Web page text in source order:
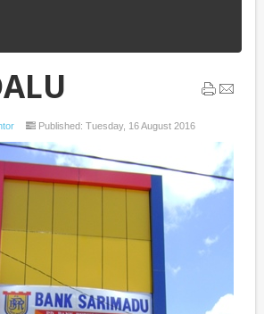
Published: Tuesday, 16 August 2016